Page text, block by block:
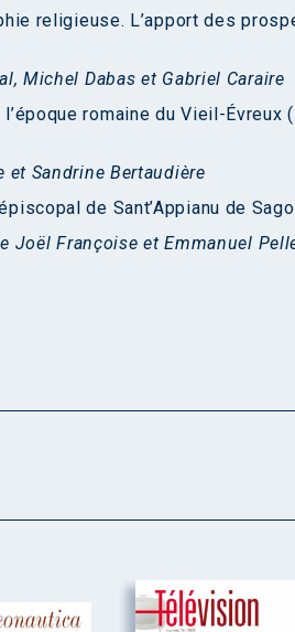
religieuse. L’apport des
Michel Dabas et Gabriel Caraire
romaine du Vieil-Évreux
et Sandrine Bertaudière
de Sant’Appianu de
Joël Françoise et Emmanuel